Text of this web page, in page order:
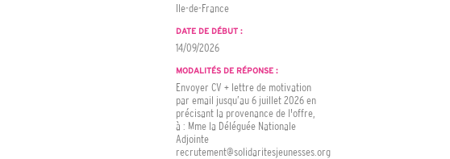
Ile-de-France
DATE DE DÉBUT :
14/09/2026
MODALITÉS DE RÉPONSE :
Envoyer CV + lettre de motivation
par email jusqu’au 6 juillet 2026 en
précisant la provenance de l'offre,
à : Mme la Déléguée Nationale
Adjointe
recrutement@solidaritesjeunesses.org